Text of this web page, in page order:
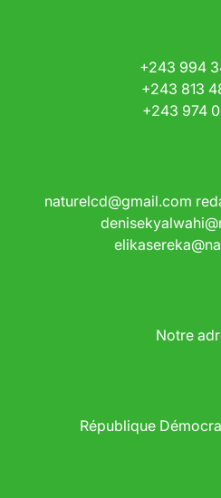
+243 994
+243 813
+243 974
naturelcd@gmail.com
Notre
République